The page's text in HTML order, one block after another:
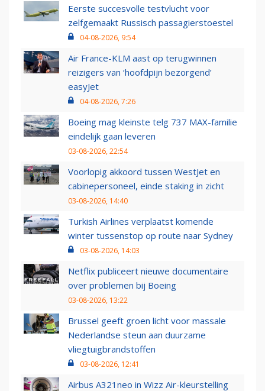
Eerste succesvolle testvlucht voor
zelfgemaakt Russisch passagierstoestel
04-08-2026, 9:54
Air France-KLM aast op terugwinnen
reizigers van ‘hoofdpijn bezorgend’
easyJet
04-08-2026, 7:26
Boeing mag kleinste telg 737 MAX-familie
eindelijk gaan leveren
03-08-2026, 22:54
Voorlopig akkoord tussen WestJet en
cabinepersoneel, einde staking in zicht
03-08-2026, 14:40
Turkish Airlines verplaatst komende
winter tussenstop op route naar Sydney
03-08-2026, 14:03
Netflix publiceert nieuwe documentaire
over problemen bij Boeing
03-08-2026, 13:22
Brussel geeft groen licht voor massale
Nederlandse steun aan duurzame
vliegtuigbrandstoffen
03-08-2026, 12:41
Airbus A321neo in Wizz Air-kleurstelling